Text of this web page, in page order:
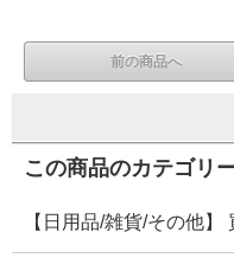
前の商品へ
この商品のカテゴリ
【日用品/雑貨/その他】